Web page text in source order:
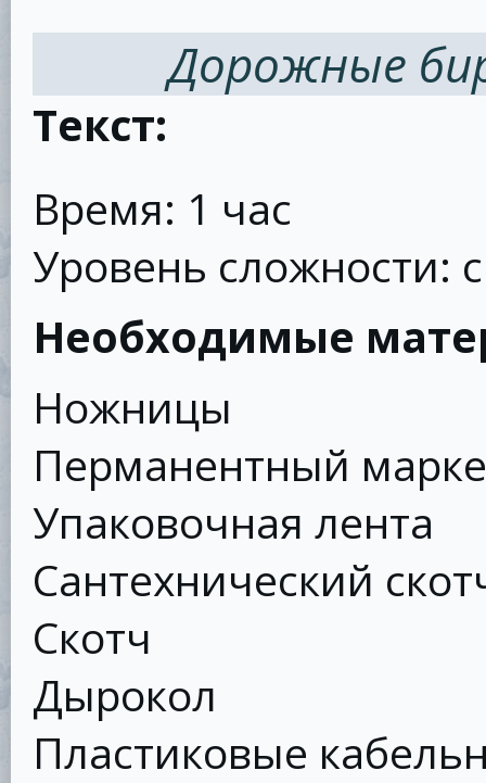
Дорожные
Текст:
Время: 1 час
Уровень сложности:
Необходимые
Ножницы
Перманентный
Упаковочная лента
Сантехнический
Скотч
Дырокол
Пластиковые